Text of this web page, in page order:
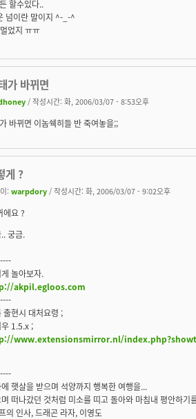
할수있다..
넘이란 말이지 ^-_-^
었지 ㅠㅠ
가 바뀌면
/ 작성시간: 화, 2006/03/07 - 8:53오후
바뀌면 이놈쉑히들 반 죽여놓을;;
게 ?
: warpdory / 작성시간: 화, 2006/03/07 - 9:02오후
에요 ?
궁금.
놀아보자.
akpil.egloos.com
출현시 대처요령 ;
1.5.x ;
www.extensionsmirror.nl/
햇살을 받으며 석양까지 행복한 여행을...
떠나갔던 것처럼 미소를 띠고 돌아와 마침내 평안하기
의 인사, 드래곤 라자, 이영도